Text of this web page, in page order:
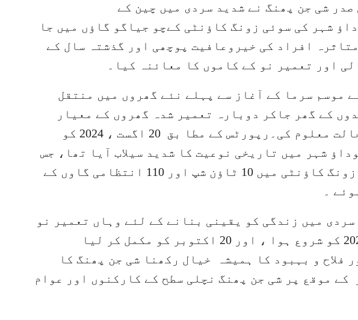
صدر شی جن پھنگ نے شدید سردی میں چین کے
شہر کی سوئی زونگ کاؤنٹی کےچو جیاگو گاؤں میں جا
متاثرہ افراد کی خیروعافیت پوچھی اور گذشتہ سال کے
اور تعمیر نو کے کاموں کا معائنہ کیا۔
موسم سرما کے آغاز سے پہلے نئے گھروں میں منتقل
کے گھر جاکر دوبارہ تعمیر شدہ گھروں کے معیار
اور روزمرہ زندگی کی حالت معلوم کی۔رپورٹس کے مطا بق 20 اگست ، 2024 کو
شہر میں تاریخی نوعیت کا شدید سیلاب آیا تھا، جس
کی وجہ سے شہر کی سوئی زونگ کاؤنٹی میں 10 ٹاؤن شپ اور 110 انتظامی گاوں کے
میں زندگی کو یقینی بنانے کے لئے وہاں تعمیر نو
کا منصوبہ 9 ستمبر ، 2024 کو شروع ہوا ، اور 20 اکتوبر کو مکمل کر لیا
فلاح و بہبود کا ہمیشہ خیال رکھنا شی جن پھنگ کا
کے موقع پر شی جن پھنگ نچلی سطح کے کارکنوں اور عوام